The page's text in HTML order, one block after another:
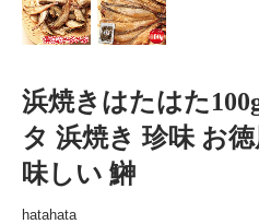
浜焼きはたはた
タ 浜焼き 珍味 お
味しい 鰰
hatahata